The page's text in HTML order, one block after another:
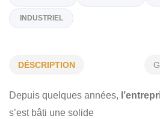
AJUSTEMENT DU PLAN SUR LE
INSTALLATION ET BRIQUETAGE
RÉNOVATION
DÉSCRIPTION
Depuis quelques années,
s’est bâti une solide